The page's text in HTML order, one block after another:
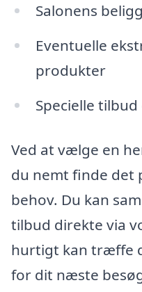
Salonens
Eventuelle
produkter
Specielle
Ved at vælge en
du nemt finde det
behov. Du kan
tilbud direkte via
hurtigt kan træffe
for dit næste